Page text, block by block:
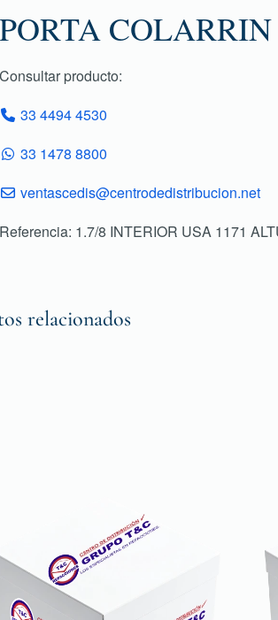
PORTA
Consultar producto:
33 4494 4530
33 1478 8800
ventascedis@centrodedistribucion.net
Referencia: 1.7/8 INTERIOR USA 1171
relacionados